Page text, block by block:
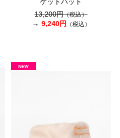
13,200円（税込）
9,240円 （税込）